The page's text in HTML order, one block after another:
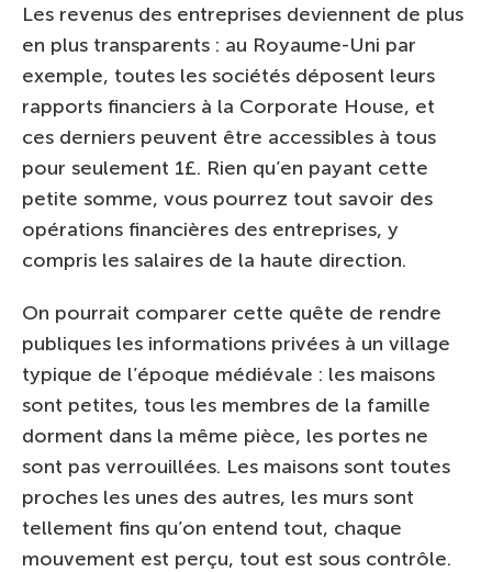
Les revenus des entreprises deviennent de plus
en plus transparents : au Royaume-Uni par
exemple, toutes les sociétés déposent leurs
rapports financiers à la Corporate House, et
ces derniers peuvent être accessibles à tous
pour seulement 1£. Rien qu’en payant cette
petite somme, vous pourrez tout savoir des
opérations financières des entreprises, y
compris les salaires de la haute direction.
On pourrait comparer cette quête de rendre
publiques les informations privées à un village
typique de l’époque médiévale : les maisons
sont petites, tous les membres de la famille
dorment dans la même pièce, les portes ne
sont pas verrouillées. Les maisons sont toutes
proches les unes des autres, les murs sont
tellement fins qu’on entend tout, chaque
mouvement est perçu, tout est sous contrôle.